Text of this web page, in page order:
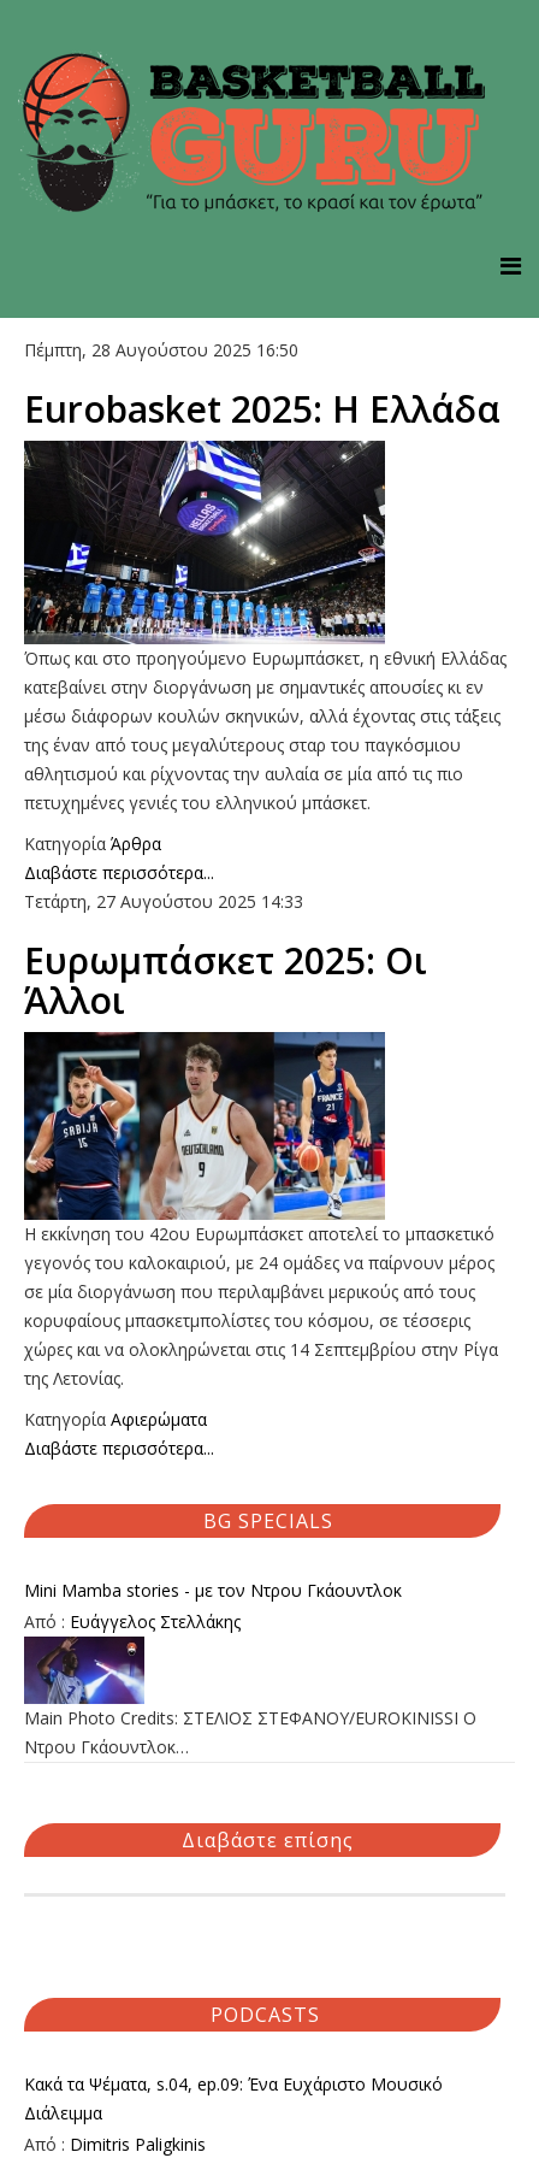
Πέμπτη, 28 Αυγούστου 2025 16:50
Eurobasket 2025: Η Ελλάδα
Όπως και στο προηγούμενο Ευρωμπάσκετ, η εθνική Ελλάδας
κατεβαίνει στην διοργάνωση με σημαντικές απουσίες κι εν
μέσω διάφορων κουλών σκηνικών, αλλά έχοντας στις τάξεις
της έναν από τους μεγαλύτερους σταρ του παγκόσμιου
αθλητισμού και ρίχνοντας την αυλαία σε μία από τις πιο
πετυχημένες γενιές του ελληνικού μπάσκετ.
Κατηγορία Άρθρα
Διαβάστε περισσότερα...
Τετάρτη, 27 Αυγούστου 2025 14:33
Ευρωμπάσκετ 2025: Οι
Άλλοι
Η εκκίνηση του 42ου Ευρωμπάσκετ αποτελεί το μπασκετικό
γεγονός του καλοκαιριού, με 24 ομάδες να παίρνουν μέρος
σε μία διοργάνωση που περιλαμβάνει μερικούς από τους
κορυφαίους μπασκετμπολίστες του κόσμου, σε τέσσερις
χώρες και να ολοκληρώνεται στις 14 Σεπτεμβρίου στην Ρίγα
της Λετονίας.
Κατηγορία Αφιερώματα
Διαβάστε περισσότερα...
BG SPECIALS
Mini Mamba stories - με τον Ντρου Γκάουντλοκ
Από : Ευάγγελος Στελλάκης
Main Photo Credits: ΣΤΕΛΙΟΣ ΣΤΕΦΑΝΟΥ/EUROKINISSI Ο
Ντρου Γκάουντλοκ…
Διαβάστε επίσης
PODCASTS
Κακά τα Ψέματα, s.04, ep.09: Ένα Ευχάριστο Μουσικό
Διάλειμμα
Από : Dimitris Paligkinis